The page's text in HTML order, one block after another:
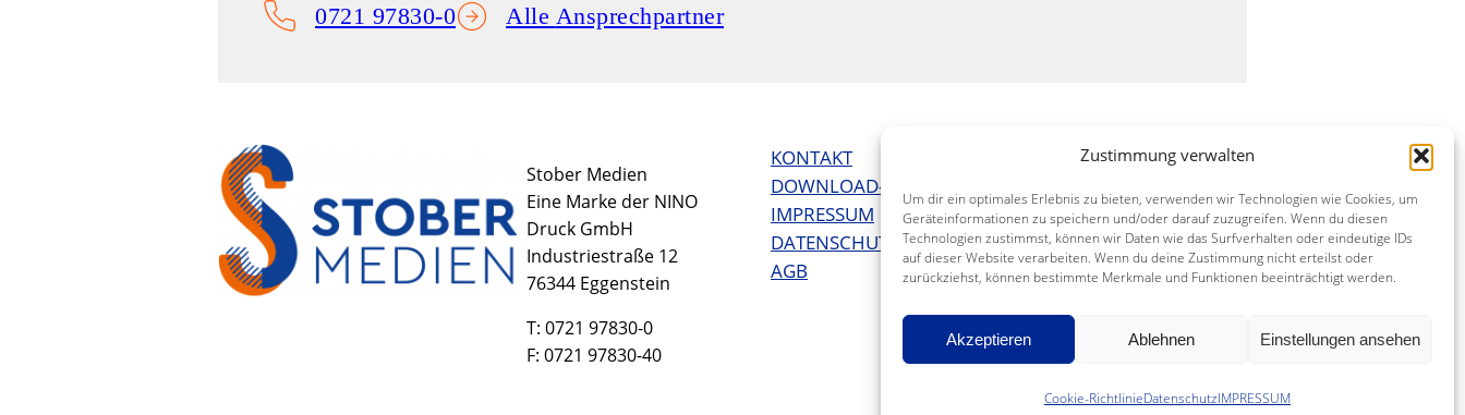
Zustimmung verwalten
Um dir ein optimales Erlebnis zu bieten, verwenden wir Technologien wie Cookies, um
Geräteinformationen zu speichern und/oder darauf zuzugreifen. Wenn du diesen
Technologien zustimmst, können wir Daten wie das Surfverhalten oder eindeutige IDs
auf dieser Website verarbeiten. Wenn du deine Zustimmung nicht erteilst oder
zurückziehst, können bestimmte Merkmale und Funktionen beeinträchtigt werden.
Akzeptieren Ablehnen Einstellungen ansehen
Cookie-RichtlinieDatenschutzIMPRESSUM
0721 97830-0 Alle Ansprechpartner
Stober Medien
Eine Marke der NINO
Druck GmbH
Industriestraße 12
76344 Eggenstein
T: 0721 97830-0
F: 0721 97830-40
KONTAKT
DOWNLOAD-CENTER
IMPRESSUM
DATENSCHUTZERKLÄRUNG
AGB